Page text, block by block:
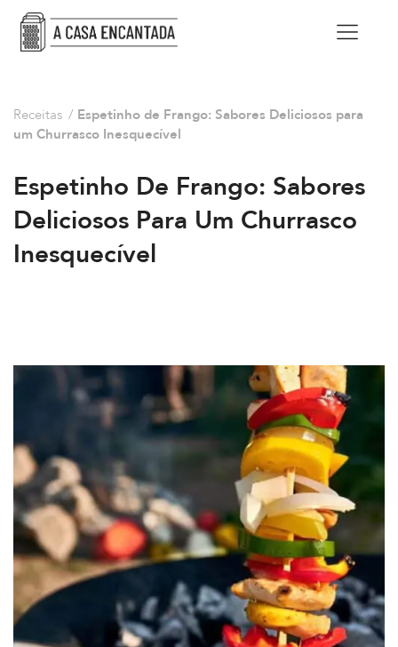
Receitas / Espetinho de Frango: Sabores Deliciosos para
um Churrasco Inesquecível
Espetinho De Frango: Sabores
Deliciosos Para Um Churrasco
Inesquecível